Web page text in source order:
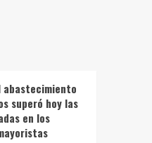
abastecimiento
superó hoy las
en los